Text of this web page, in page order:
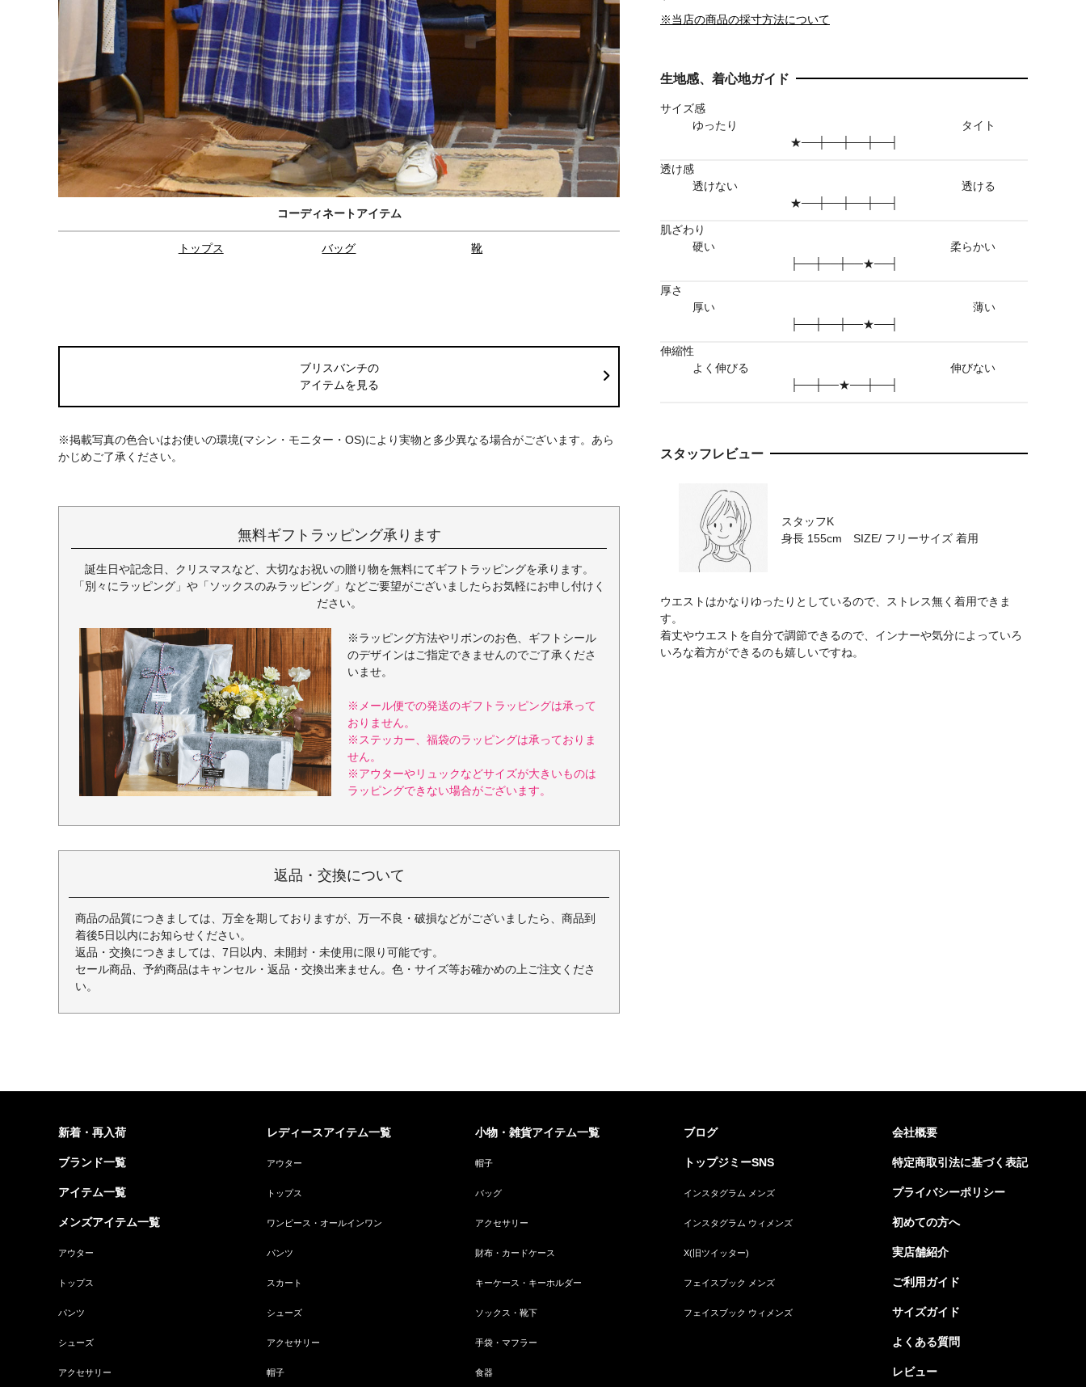
コーディネートアイテム
トップス バッグ 靴
ブリスバンチの
アイテムを見る
※掲載写真の色合いはお使いの環境(マシン・モニター・OS)により実物と多少異なる場合がございます。あら
かじめご了承ください。
無料ギフトラッピング承ります
誕生日や記念日、クリスマスなど、大切なお祝いの贈り物を無料にてギフトラッピングを承ります。
「別々にラッピング」や「ソックスのみラッピング」などご要望がございましたらお気軽にお申し付けく
ださい。
※ラッピング方法やリボンのお色、ギフトシール
のデザインはご指定できませんのでご了承くださ
いませ。
※メール便での発送のギフトラッピングは承って
おりません。
※ステッカー、福袋のラッピングは承っておりま
せん。
※アウターやリュックなどサイズが大きいものは
ラッピングできない場合がございます。
返品・交換について
商品の品質につきましては、万全を期しておりますが、万一不良・破損などがございましたら、商品到
着後5日以内にお知らせください。
返品・交換につきましては、7日以内、未開封・未使用に限り可能です。
セール商品、予約商品はキャンセル・返品・交換出来ません。色・サイズ等お確かめの上ご注文くださ
い。
※当店の商品の採寸方法について
生地感、着心地ガイド
サイズ感
ゆったり
タイト
★──┼──┼──┼──┤
透け感
透けない
透ける
★──┼──┼──┼──┤
肌ざわり
硬い
柔らかい
├──┼──┼──★──┤
厚さ
厚い
薄い
├──┼──┼──★──┤
伸縮性
よく伸びる
伸びない
├──┼──★──┼──┤
スタッフレビュー
スタッフK
身長 155cm SIZE/ フリーサイズ 着用
ウエストはかなりゆったりとしているので、ストレス無く着用できま
す。
着丈やウエストを自分で調節できるので、インナーや気分によっていろ
いろな着方ができるのも嬉しいですね。
新着・再入荷
ブランド一覧
アイテム一覧
メンズアイテム一覧
アウター
トップス
パンツ
シューズ
アクセサリー
レディースアイテム一覧
アウター
トップス
ワンピース・オールインワン
パンツ
スカート
シューズ
アクセサリー
帽子
小物・雑貨アイテム一覧
帽子
バッグ
アクセサリー
財布・カードケース
キーケース・キーホルダー
ソックス・靴下
手袋・マフラー
食器
ブログ
トップジミーSNS
インスタグラム メンズ
インスタグラム ウィメンズ
X(旧ツイッター)
フェイスブック メンズ
フェイスブック ウィメンズ
会社概要
特定商取引法に基づく表記
プライバシーポリシー
初めての方へ
実店舗紹介
ご利用ガイド
サイズガイド
よくある質問
レビュー